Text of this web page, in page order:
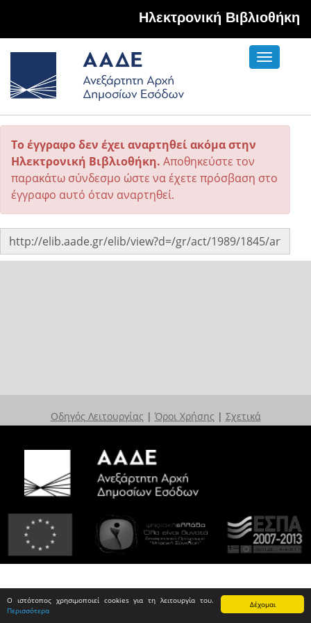
Δέχομαι
Ο ιστότοπος χρησιμοποιεί cookies για τη λειτουργία του.
Περισσότερα
Hλεκτρονική Βιβλιοθήκη
Toggle
Το έγγραφο δεν έχει αναρτηθεί ακόμα στην
Ηλεκτρονική Βιβλιοθήκη. Αποθηκεύστε τον
παρακάτω σύνδεσμο ώστε να έχετε πρόσβαση στο
έγγραφο αυτό όταν αναρτηθεί.
Οδηγός Λειτουργίας | Όροι Χρήσης | Σχετικά